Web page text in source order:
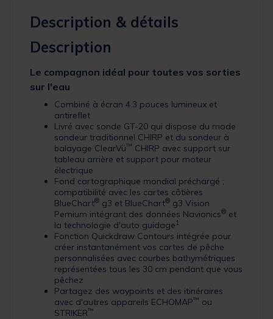
Description & détails
Description
Le compagnon idéal pour toutes vos sorties
sur l'eau
Combiné à écran 4.3 pouces lumineux et
antireflet
Livré avec sonde GT-20 qui dispose du mode
sondeur traditionnel CHIRP et du sondeur à
balayage ClearVü™ CHIRP avec support sur
tableau arrière et support pour moteur
électrique
Fond cartographique mondial préchargé ;
compatibilité avec les cartes côtières
BlueChart® g3 et BlueChart® g3 Vision
Pemium intégrant des données Navionics® et
la technologie d'auto guidage 1
Fonction Quickdraw Contours intégrée pour
créer instantanément vos cartes de pêche
personnalisées avec courbes bathymétriques
représentées tous les 30 cm pendant que vous
pêchez
Partagez des waypoints et des itinéraires
avec d'autres appareils ECHOMAP™ ou
STRIKER™